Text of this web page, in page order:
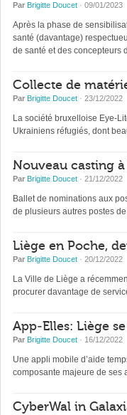
Par Brigitte Doucet · 09/01/2023
Après la phase de
santé (davantage)
de santé et des concepteurs
Collecte de
Par Brigitte Doucet · 23/12/2022
La société bruxelloise Eye-
Ukrainiens réfugiés, dont
Nouveau casting
Par Brigitte Doucet · 21/12/2022
Ballet de nominations aux
de plusieurs autres postes
Liège en Poche,
Par Brigitte Doucet · 20/12/2022
La Ville de Liège a
procurer davantage de
App-Elles: Liège
Par Brigitte Doucet · 16/12/2022
Une appli mobile d’aide
composante majeure de ses
CyberWal in